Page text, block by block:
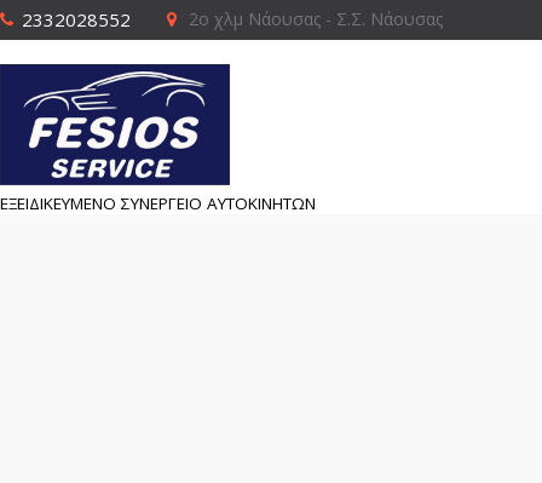
2332028552 2ο χλμ Νάουσας - Σ.Σ. Νάουσας
ΕΞΕΙΔΙΚΕΥΜΕΝΟ ΣΥΝΕΡΓΕΙΟ ΑΥΤΟΚΙΝΗΤΩΝ